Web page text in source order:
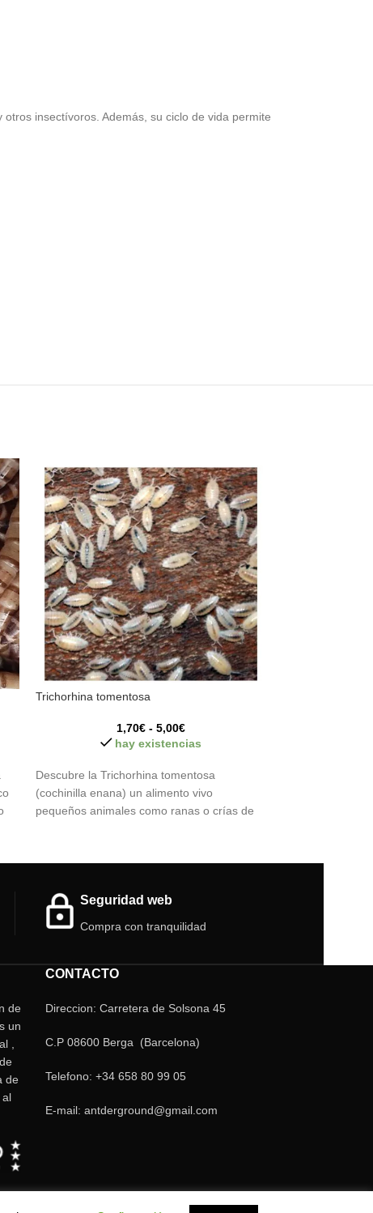
insectívoros. Además, su ciclo de vida permite
Trichorhina tomentosa
1,70€ - 5,00€
hay existencias
Descubre la Trichorhina tomentosa
(cochinilla enana) un alimento vivo
pequeños animales como ranas o crías de
calcio. Por supuesto también para hormigas
El valor (ml) es el total de la tarrina con la
cochinilla + sustrato.
Seguridad web
Compra con tranquilidad
de
un
,
de
al
CONTACTO
Direccion: Carretera de Solsona 45
C.P 08600 Berga (Barcelona)
Telefono: +34 658 80 99 05
E-mail: antderground@gmail.com